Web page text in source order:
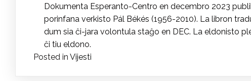
Dokumenta Esperanto-Centro en decembro 2023
porinfana verkisto Pál Békés (1956-2010). La libron
dum sia ĉi-jara volontula staĝo en DEC. La eldonisto
ĉi tiu eldono.
Posted in Vijesti